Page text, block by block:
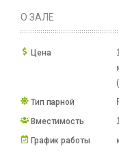
О ЗАЛЕ
Цена
Тип парной
Вместимость
График работы